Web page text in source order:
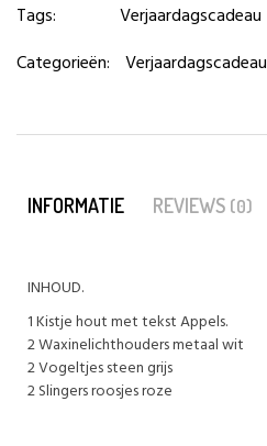
Tags:
Verjaardagscadeau
Categorieën: Verjaardagscadeau
INFORMATIE REVIEWS (0)
INHOUD.
1 Kistje hout met tekst Appels.
2 Waxinelichthouders metaal wit
2 Vogeltjes steen grijs
2 Slingers roosjes roze